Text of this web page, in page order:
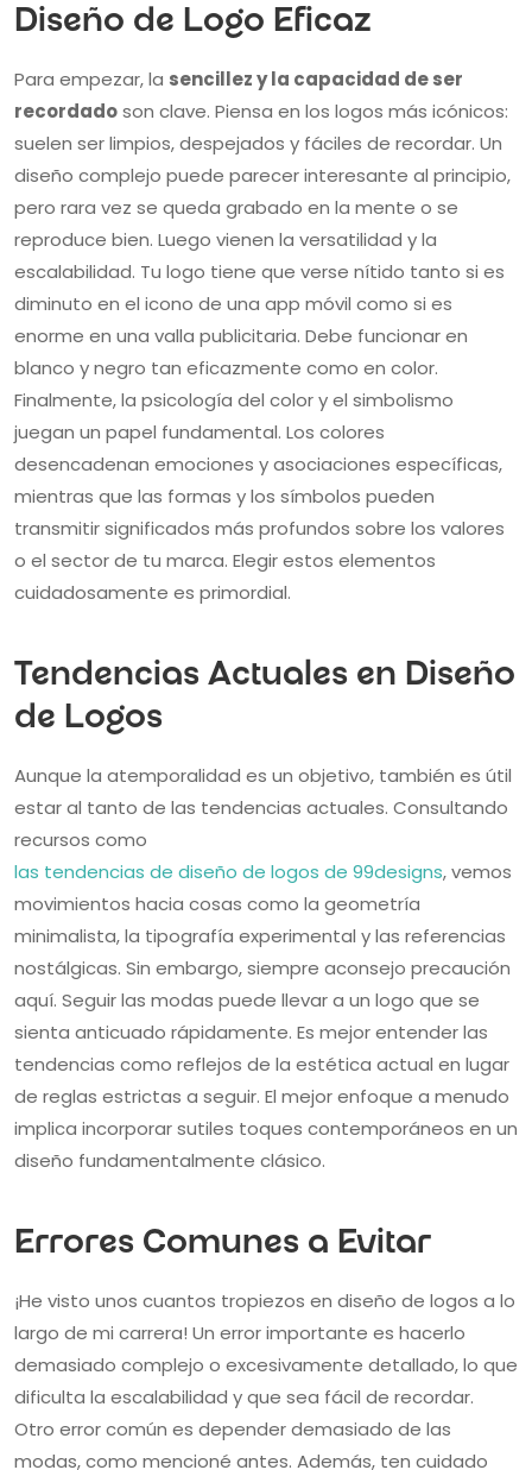
Diseño de Logo Eficaz
Para empezar, la sencillez y la capacidad de ser
recordadoson clave. Piensa en los logos más icónicos:
suelen ser limpios, despejados y fáciles de recordar. Un
diseño complejo puede parecer interesante al principio,
pero rara vez se queda grabado en la mente o se
reproduce bien. Luego vienen la versatilidad y la
escalabilidad. Tu logo tiene que verse nítido tanto si es
diminuto en el icono de una app móvil como si es
enorme en una valla publicitaria. Debe funcionar en
blanco y negro tan eficazmente como en color.
Finalmente, la psicología del color y el simbolismo
juegan un papel fundamental. Los colores
desencadenan emociones y asociaciones específicas,
mientras que las formas y los símbolos pueden
transmitir significados más profundos sobre los valores
o el sector de tu marca. Elegir estos elementos
cuidadosamente es primordial.
Tendencias Actuales en Diseño
de Logos
Aunque la atemporalidad es un objetivo, también es útil
estar al tanto de las tendencias actuales. Consultando
recursos como
las tendencias de diseño de logos de 99designs, vemos
movimientos hacia cosas como la geometría
minimalista, la tipografía experimental y las referencias
nostálgicas. Sin embargo, siempre aconsejo precaución
aquí. Seguir las modas puede llevar a un logo que se
sienta anticuado rápidamente. Es mejor entender las
tendencias como reflejos de la estética actual en lugar
de reglas estrictas a seguir. El mejor enfoque a menudo
implica incorporar sutiles toques contemporáneos en un
diseño fundamentalmente clásico.
Errores Comunes a Evitar
¡He visto unos cuantos tropiezos en diseño de logos a lo
largo de mi carrera! Un error importante es hacerlo
demasiado complejo o excesivamente detallado, lo que
dificulta la escalabilidad y que sea fácil de recordar.
Otro error común es depender demasiado de las
modas, como mencioné antes. Además, ten cuidado